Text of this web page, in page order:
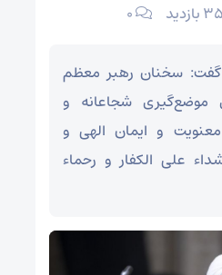
۰
گفت: سخنان رهبر معظم
موضع‌گیری شجاعانه و
و ایمان الهی و
علی الکفار و رحماء